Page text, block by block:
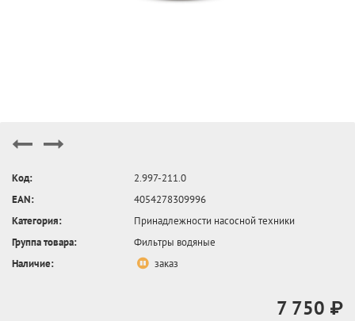
Код:
2.997-211.0
EAN:
4054278309996
Категория:
Принадлежности насосной техники
Группа товара:
Фильтры водяные
Наличие:
заказ
7 750 ₽